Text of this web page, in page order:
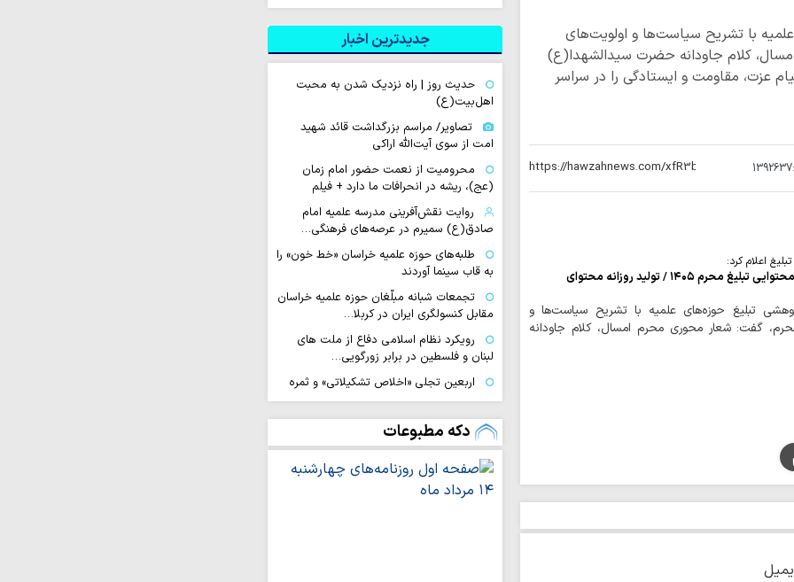
با تشریح سیاست‌ها و اولویت‌های
کلام جاودانه حضرت سیدالشهدا(ع)
عزت، مقاومت و ایستادگی را در سراسر
1392637
اعلام کرد:
«مثلی لا یبایع مثل یزید» محور محتوایی تبلیغ محرم ۱۴۰۵ / تولید روزانه محتوای
تبلیغ حوزه‌های علمیه با تشریح سیاست‌ها و
گفت: شعار محوری محرم امسال، کلام جاودانه
جدیدترین اخبار
حدیث روز | راه نزدیک شدن به محبت
اهل‌بیت(ع)
تصاویر/ مراسم بزرگداشت قائد شهید
امت از سوی آیت‌الله اراکی
محرومیت از نعمت حضور امام زمان
(عج)، ریشه در انحرافات ما دارد + فیلم
روایت نقش‌آفرینی مدرسه علمیه امام
صادق(ع) سمیرم در عرصه‌های فرهنگی…
طلبه‌های حوزه علمیه خراسان «خط خون» را
به قاب سینما آوردند
تجمعات شبانه مبلّغان حوزه علمیه خراسان
مقابل کنسولگری ایران در کربلا…
رویکرد نظام اسلامی دفاع از ملت های
لبنان و فلسطین در برابر زورگویی…
اربعین تجلی «اخلاص تشکیلاتی» و ثمره
دگرخواهی امام حسین(ع) است
اعزام کاروان ۲۰۰ نفره نوجوانان کهگیلویه و
بویراحمدی به طریق الحسین…
تجربه متفاوت «رویش من» در مسیر نجف
تا کربلا
دکه مطبوعات